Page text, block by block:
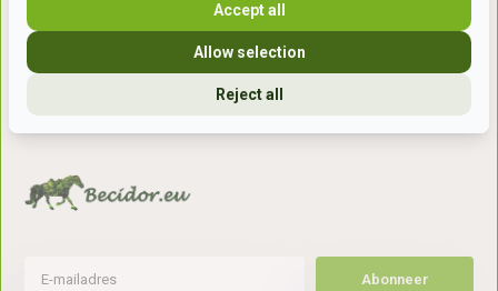
+31 (0) 639755891
Abonneer
Reject all
Allow selection
Accept all